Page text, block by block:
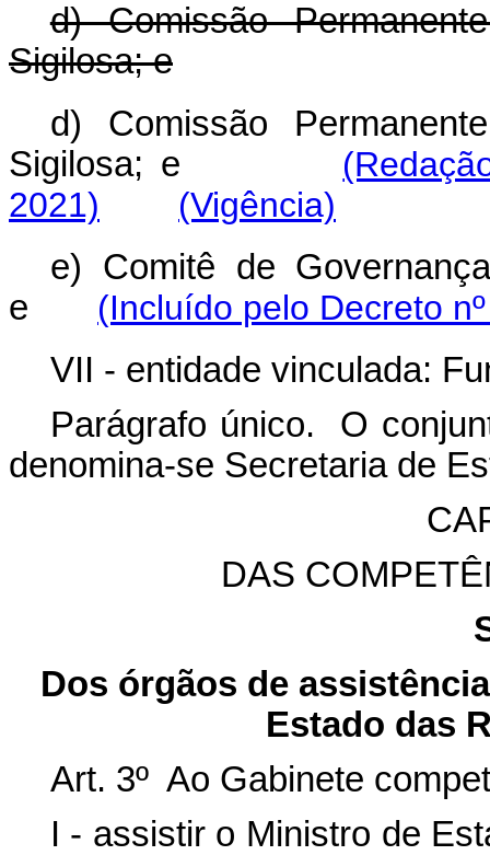
d) Comissão
Sigilosa; e
d) Comissão
Sigilosa; e
2021)
(Vigência)
e) Comitê de
e (Incluído pelo Decreto
VII - entidade vinculada:
Parágrafo único. O
denomina-se Secretaria de
DAS
Dos órgãos de
Estado das
Art. 3º Ao Gabinete
I - assistir o Ministro de